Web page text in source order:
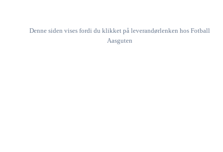
Denne siden vises fordi du klikket på leverandørlenken hos Fotball
Aasguten